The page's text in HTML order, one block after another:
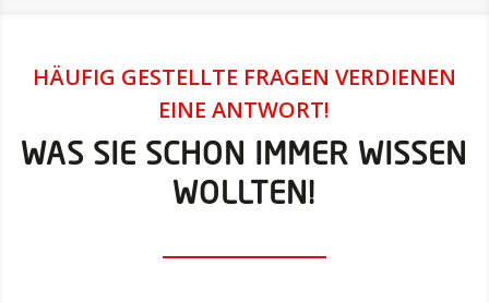
HÄUFIG GESTELLTE FRAGEN VERDIENEN
EINE ANTWORT!
WAS SIE SCHON IMMER WISSEN
WOLLTEN!